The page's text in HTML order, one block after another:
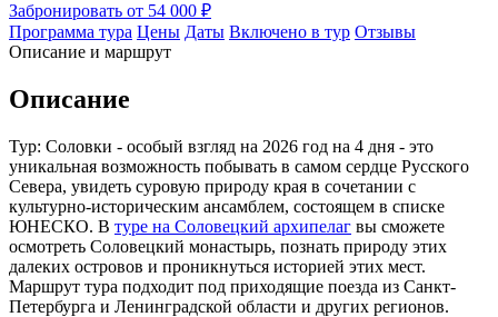
Забронировать от 54 000 ₽
Программа тура Цены Даты Включено в тур Отзывы
Описание и маршрут
Описание
Тур: Соловки - особый взгляд на 2026 год на 4 дня - это
уникальная возможность побывать в самом сердце Русского
Севера, увидеть суровую природу края в сочетании с
культурно-историческим ансамблем, состоящем в списке
ЮНЕСКО. В туре на Соловецкий архипелаг вы сможете
осмотреть Соловецкий монастырь, познать природу этих
далеких островов и проникнуться историей этих мест.
Маршрут тура подходит под приходящие поезда из Санкт-
Петербурга и Ленинградской области и других регионов.